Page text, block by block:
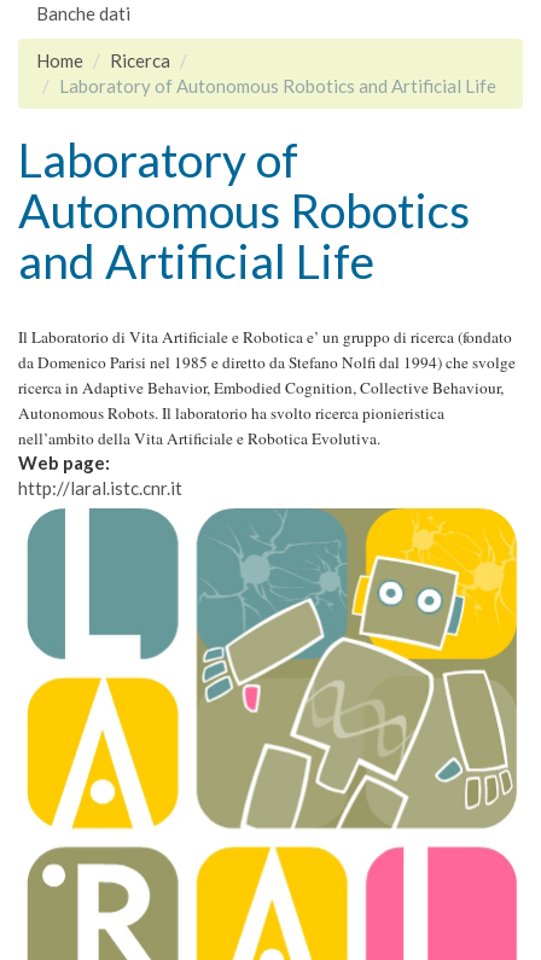
Banche dati
Home
Ricerca
Laboratory of Autonomous Robotics and Artificial Life
Laboratory of
Autonomous Robotics
and Artificial Life
Il Laboratorio di Vita Artificiale e Robotica e’ un gruppo di ricerca (fondato
da Domenico Parisi nel 1985 e diretto da Stefano Nolfi dal 1994) che svolge
ricerca in Adaptive Behavior, Embodied Cognition, Collective Behaviour,
Autonomous Robots. Il laboratorio ha svolto ricerca pionieristica
nell’ambito della Vita Artificiale e Robotica Evolutiva.
Web page:
http://laral.istc.cnr.it